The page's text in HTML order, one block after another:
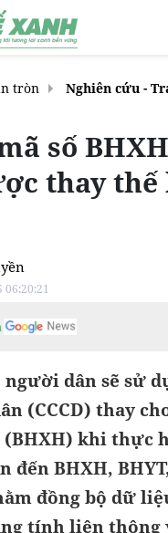
tròn Nghiên cứu -
số
thay thế
06:20:21
người dân sẽ sử
(CCCD) thay
khi thực
đến BHXH,
đồng bộ dữ
tính liên thông